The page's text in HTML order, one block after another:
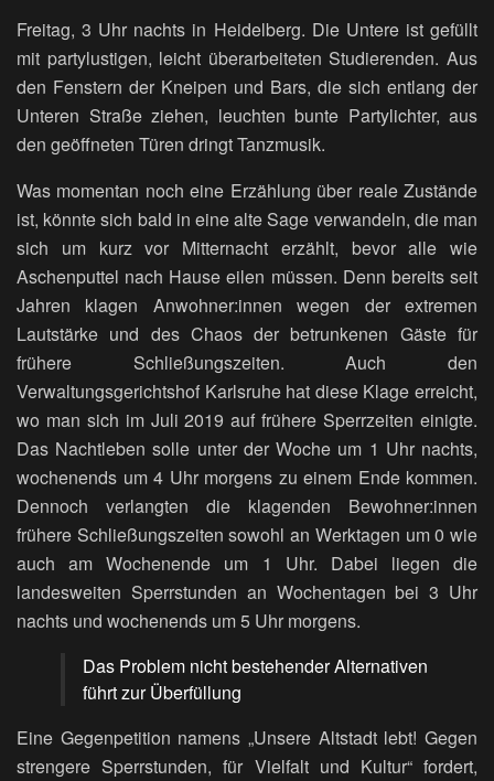
Freitag, 3 Uhr nachts in Heidelberg. Die Untere ist gefüllt
mit partylustigen, leicht überarbeiteten Studierenden. Aus
den Fenstern der Kneipen und Bars, die sich entlang der
Unteren Straße ziehen, leuchten bunte Partylichter, aus
den geöffneten Türen dringt Tanzmusik.
Was momentan noch eine Erzählung über reale Zustände
ist, könnte sich bald in eine alte Sage verwandeln, die man
sich um kurz vor Mitternacht erzählt, bevor alle wie
Aschenputtel nach Hause eilen müssen. Denn bereits seit
Jahren klagen Anwohner:innen wegen der extremen
Lautstärke und des Chaos der betrunkenen Gäste für
frühere Schließungszeiten. Auch den
Verwaltungsgerichtshof Karlsruhe hat diese Klage erreicht,
wo man sich im Juli 2019 auf frühere Sperrzeiten einigte.
Das Nachtleben solle unter der Woche um 1 Uhr nachts,
wochenends um 4 Uhr morgens zu einem Ende kommen.
Dennoch verlangten die klagenden Bewohner:innen
frühere Schließungszeiten sowohl an Werktagen um 0 wie
auch am Wochenende um 1 Uhr. Dabei liegen die
landesweiten Sperrstunden an Wochentagen bei 3 Uhr
nachts und wochenends um 5 Uhr morgens.
Das Problem nicht bestehender Alternativen
führt zur Überfüllung
Eine Gegenpetition namens „Unsere Altstadt lebt! Gegen
strengere Sperrstunden, für Vielfalt und Kultur“ fordert,